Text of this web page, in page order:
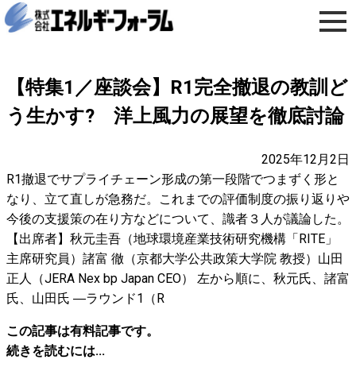
【特集1／座談会】R1完全撤退の教訓ど
う生かす? 洋上風力の展望を徹底討論
2025年12月2日
R1撤退でサプライチェーン形成の第一段階でつまずく形と
なり、立て直しが急務だ。これまでの評価制度の振り返りや
今後の支援策の在り方などについて、識者３人が議論した。
【出席者】秋元圭吾（地球環境産業技術研究機構「RITE」
主席研究員）諸富 徹（京都大学公共政策大学院 教授）山田
正人（JERA Nex bp Japan CEO） 左から順に、秋元氏、諸富
氏、山田氏 ―ラウンド1（R
この記事は有料記事です。
続きを読むには...